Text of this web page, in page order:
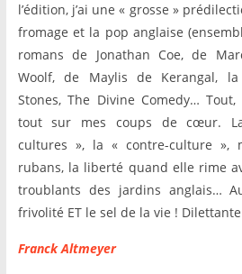
l’édition, j’ai une « grosse »
fromage et la pop anglaise
romans de Jonathan Coe, de
Woolf, de Maylis de Kerangal, la
Stones, The Divine Comedy…
tout sur mes coups de cœur.
cultures », la « contre-culture »,
rubans, la liberté quand elle rime
troublants des jardins anglais…
frivolité ET le sel de la vie !
Franck Altmeyer